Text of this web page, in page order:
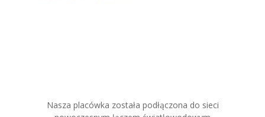
Nasza placówka została podłączona do sieci